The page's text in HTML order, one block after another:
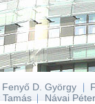
Fenyő D. György
Tamás Návai